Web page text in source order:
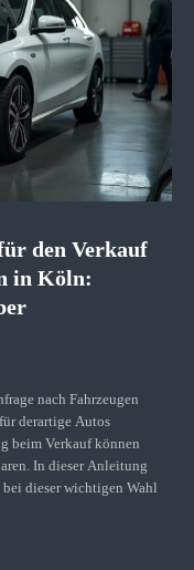
den Verkauf
in Köln:
nach Fahrzeugen
derartige Autos
beim Verkauf können
In dieser Anleitung
dieser wichtigen Wahl